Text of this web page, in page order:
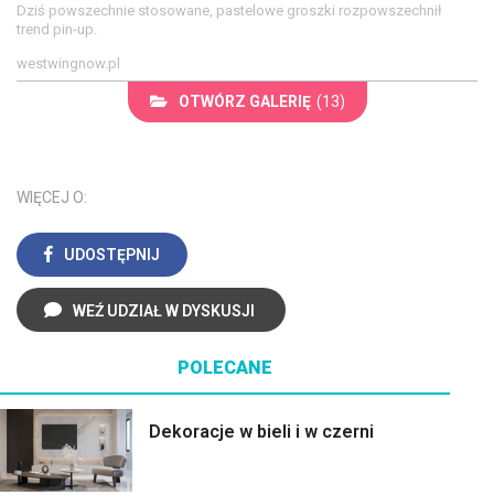
Dziś powszechnie stosowane, pastelowe groszki rozpowszechnił
trend pin-up.
westwingnow.pl
OTWÓRZ GALERIĘ (13)
WIĘCEJ O:
UDOSTĘPNIJ
WEŹ UDZIAŁ W DYSKUSJI
POLECANE
Dekoracje w bieli i w czerni